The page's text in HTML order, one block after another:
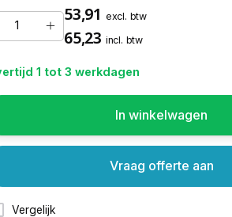
53,91 excl. btw
65,23 incl. btw
1 tot 3 werkdagen
In winkelwagen
Vergelijk
Vraag offerte aan